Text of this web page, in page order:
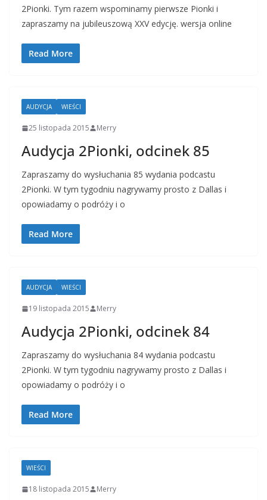
2Pionki. Tym razem wspominamy pierwsze Pionki i
zapraszamy na jubileuszową XXV edycję. wersja online
Read More
AUDYCJA WIEŚCI
25 listopada 2015 Merry
Audycja 2Pionki, odcinek 85
Zapraszamy do wysłuchania 85 wydania podcastu
2Pionki. W tym tygodniu nagrywamy prosto z Dallas i
opowiadamy o podróży i o
Read More
AUDYCJA WIEŚCI
19 listopada 2015 Merry
Audycja 2Pionki, odcinek 84
Zapraszamy do wysłuchania 84 wydania podcastu
2Pionki. W tym tygodniu nagrywamy prosto z Dallas i
opowiadamy o podróży i o
Read More
WIEŚCI
18 listopada 2015 Merry